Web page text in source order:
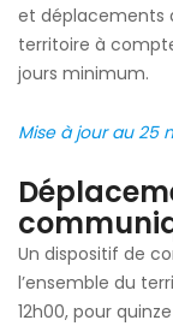
et déplacements
territoire à
jours minimum.
Mise à jour au 25
Un dispositif de
l’ensemble du
12h00, pour